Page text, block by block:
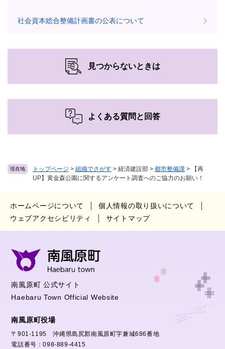
現在地 トップページ > 組織でさがす > 経済建設部 > 都市整備課 >
【再
UP】黄金森公園に関するアンケート調査へのご協力のお願い！
社会資本総合整備計画書の公表について
見つからないときは
よくある質問と回答
ホームページについて
個人情報の取り扱いについて
ウェブアクセシビリティ
サイトマップ
南風原町 公式サイト
Haebaru Town Official Website
南風原町役場
〒901-1195 沖縄県島尻郡南風原町字兼城686番地
電話番号：098-889-4415